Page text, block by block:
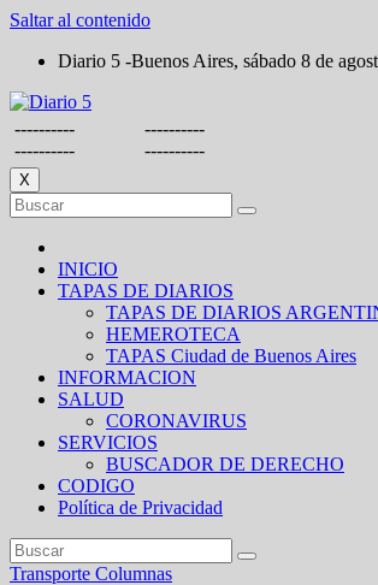
Saltar al contenido
Diario 5 -Buenos Aires, sábado 8 de
----------
----------
----------
----------
X
INICIO
TAPAS DE DIARIOS
TAPAS DE DIARIOS
HEMEROTECA
TAPAS Ciudad de Buenos Aires
INFORMACION
SALUD
CORONAVIRUS
SERVICIOS
BUSCADOR DE DERECHO
CODIGO
Política de Privacidad
Transporte Columnas